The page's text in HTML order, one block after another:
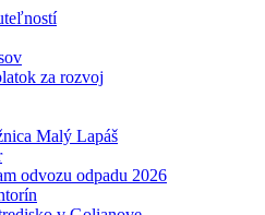
za rozvoj
Malý Lapáš
odvozu odpadu 2026